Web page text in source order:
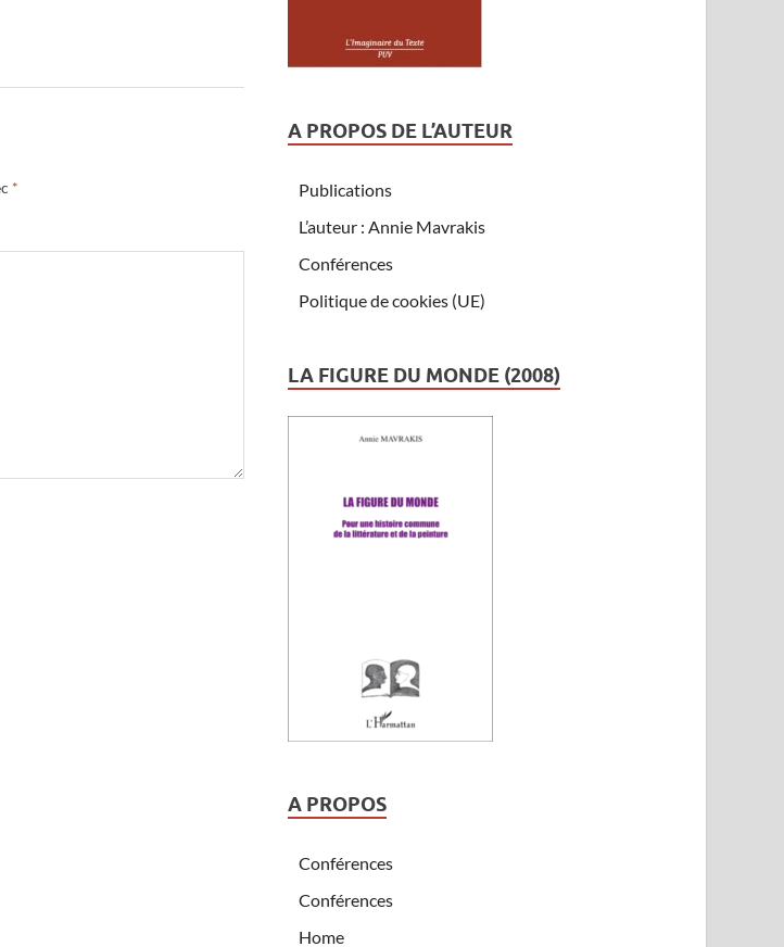
*
A PROPOS DE L’AUTEUR
Publications
L’auteur : Annie Mavrakis
Conférences
Politique de cookies (UE)
LA FIGURE DU MONDE (2008)
A PROPOS
Conférences
Conférences
Home